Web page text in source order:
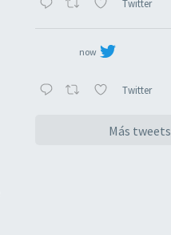
Twitter
now
Twitter
Más tweets